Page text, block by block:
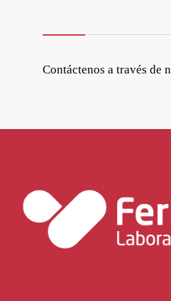
Contáctenos a través de